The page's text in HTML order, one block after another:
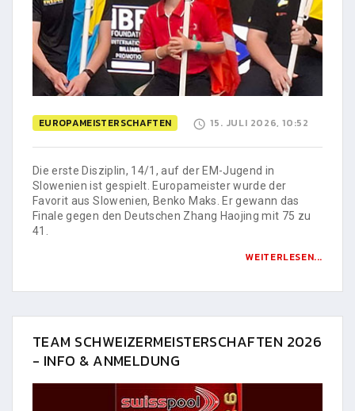
EUROPAMEISTERSCHAFTEN 15. JULI 2026, 10:52
Die erste Disziplin, 14/1, auf der EM-Jugend in
Slowenien ist gespielt. Europameister wurde der
Favorit aus Slowenien, Benko Maks. Er gewann das
Finale gegen den Deutschen Zhang Haojing mit 75 zu
41.
WEITERLESEN...
TEAM SCHWEIZERMEISTERSCHAFTEN 2026
- INFO & ANMELDUNG